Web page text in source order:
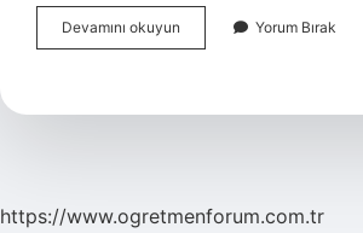
Devamını okuyun
Yıldızlı
Az
Yorum Bırak
https://www.ogretmenforum.com.tr